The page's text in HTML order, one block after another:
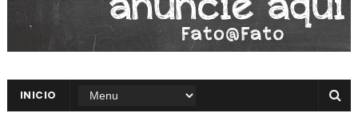
INICIO